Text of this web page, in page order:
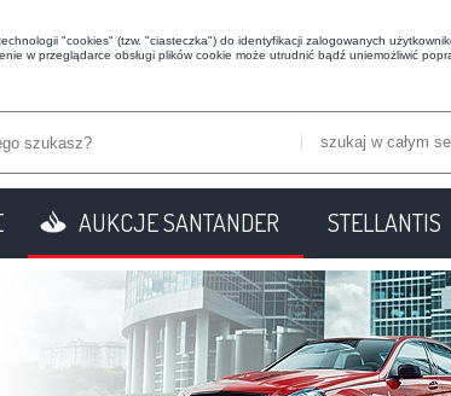
"cookies" (tzw. "ciasteczka") do identyfikacji zalogowanych
w przeglądarce obsługi plików cookie może utrudnić bądź uniemożliwić
szukaj w całym
AUKCJE SANTANDER STELLANTIS